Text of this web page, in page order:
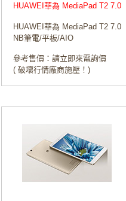
HUAWEI華為 MediaPad T2 7.0
HUAWEI華為 MediaPad T2 7.0
NB筆電/平板/AIO
參考售價：請立即來電詢價
( 破壞行情廠商施壓！)